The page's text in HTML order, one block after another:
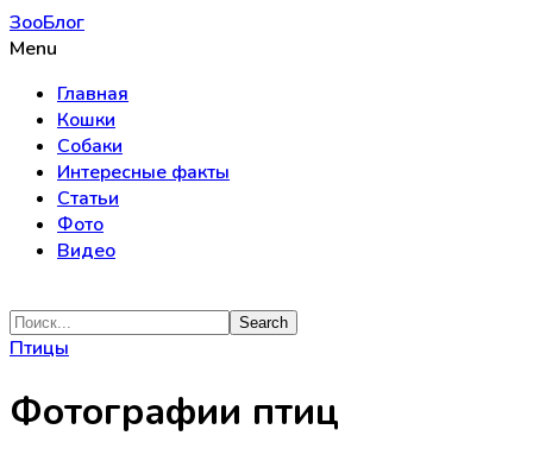
ЗооБлог
Menu
Главная
Кошки
Собаки
Интересные факты
Статьи
Фото
Видео
Птицы
Фотографии птиц